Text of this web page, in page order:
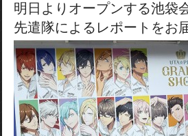
明日よりオープンする池袋
先遣隊によるレポートをお